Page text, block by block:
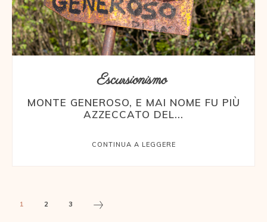
Escursionismo
MONTE GENEROSO, E MAI NOME FU PIÙ
AZZECCATO DEL...
CONTINUA A LEGGERE
1 2 3